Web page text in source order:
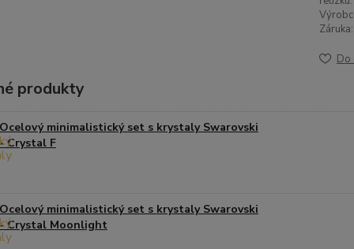
Záruka:
Do
produkty
minimalistický set s krystaly Swarovski
Crystal F
minimalistický set s krystaly Swarovski
Crystal Moonlight